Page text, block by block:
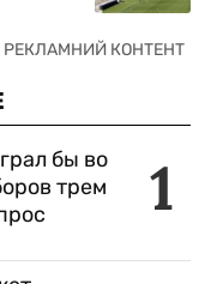
1
бы во
трем